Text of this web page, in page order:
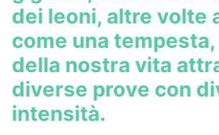
dei leoni, altre volte
come una
della nostra vita
diverse prove con